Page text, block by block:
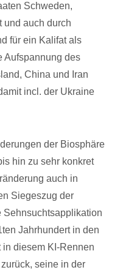
Schweden,
und auch durch
für ein Kalifat als
Aufspannung des
China und Iran
incl. der Ukraine
der Biosphäre
hin zu sehr konkret
auch in
Siegeszug der
Sehnsuchtsapplikation
Jahrhundert in den
diesem KI-Rennen
seine in der